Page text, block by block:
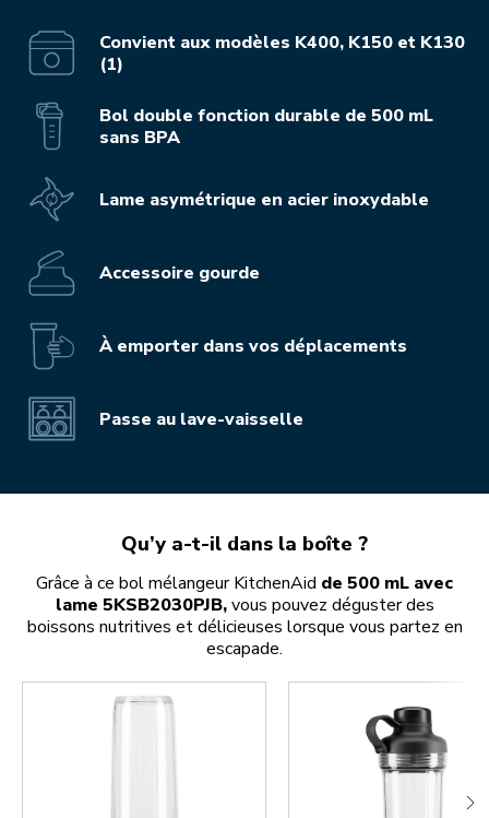
Convient aux modèles K400, K150 et K130
(1)
Bol double fonction durable de 500 mL
sans BPA
Lame asymétrique en acier inoxydable
Accessoire gourde
À emporter dans vos déplacements
Passe au lave-vaisselle
Qu’y a-t-il dans la boîte ?
Grâce à ce bol mélangeur KitchenAid de 500 mL avec
lame 5KSB2030PJB,vous pouvez déguster des
boissons nutritives et délicieuses lorsque vous partez en
escapade.